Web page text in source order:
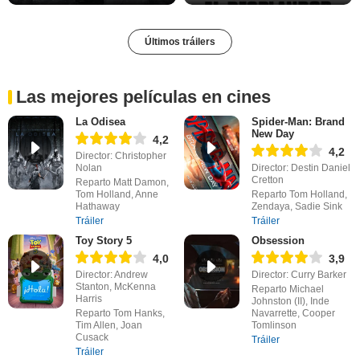
Últimos tráilers
Las mejores películas en cines
La Odisea
4,2
Director: Christopher
Nolan
Reparto Matt Damon,
Tom Holland, Anne
Hathaway
Tráiler
Spider-Man: Brand
New Day
4,2
Director: Destin Daniel
Cretton
Reparto Tom Holland,
Zendaya, Sadie Sink
Tráiler
Toy Story 5
4,0
Director: Andrew
Stanton, McKenna
Harris
Reparto Tom Hanks,
Tim Allen, Joan
Cusack
Tráiler
Obsession
3,9
Director: Curry Barker
Reparto Michael
Johnston (II), Inde
Navarrette, Cooper
Tomlinson
Tráiler